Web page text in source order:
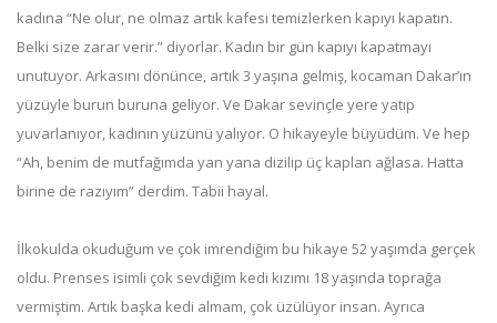
kadına “Ne olur, ne olmaz artık kafesi temizlerken kapıyı kapatın.
Belki size zarar verir.” diyorlar. Kadın bir gün kapıyı kapatmayı
unutuyor. Arkasını dönünce, artık 3 yaşına gelmiş, kocaman Dakar’ın
yüzüyle burun buruna geliyor. Ve Dakar sevinçle yere yatıp
yuvarlanıyor, kadının yüzünü yalıyor. O hikayeyle büyüdüm. Ve hep
“Ah, benim de mutfağımda yan yana dizilip üç kaplan ağlasa. Hatta
birine de razıyım” derdim. Tabii hayal.
İlkokulda okuduğum ve çok imrendiğim bu hikaye 52 yaşımda gerçek
oldu. Prenses isimli çok sevdiğim kedi kızımı 18 yaşında toprağa
vermiştim. Artık başka kedi almam, çok üzülüyor insan. Ayrıca